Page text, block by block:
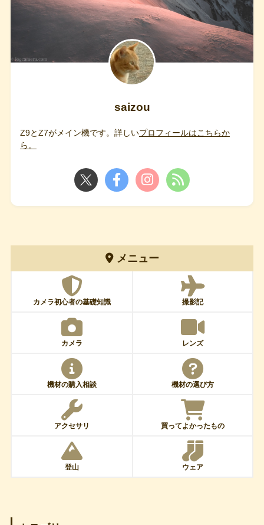
saizou
Z9とZ7がメイン機です。詳しいプロフィールはこちらか
ら。
メニュー
カメラ初心者の基礎知識 撮影記
カメラ レンズ
機材の購入相談 機材の選び方
アクセサリ 買ってよかったもの
登山 ウェア